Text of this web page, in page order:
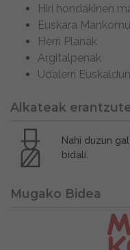
Hiri hondakinen
Euskara
Herri Planak
Argitalpenak
Udalerri
Alkateak
Nahi duzun
bidali.
Mugako Bidea